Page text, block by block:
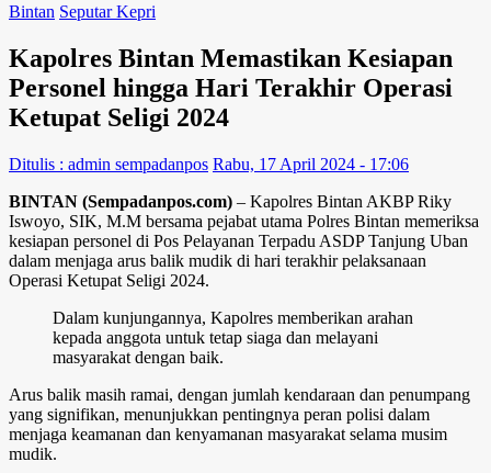
Bintan Seputar Kepri
Kapolres Bintan Memastikan Kesiapan
Personel hingga Hari Terakhir Operasi
Ketupat Seligi 2024
Ditulis : admin sempadanpos Rabu, 17 April 2024 - 17:06
BINTAN (Sempadanpos.com) – Kapolres Bintan AKBP Riky
Iswoyo, SIK, M.M bersama pejabat utama Polres Bintan memeriksa
kesiapan personel di Pos Pelayanan Terpadu ASDP Tanjung Uban
dalam menjaga arus balik mudik di hari terakhir pelaksanaan
Operasi Ketupat Seligi 2024.
Dalam kunjungannya, Kapolres memberikan arahan
kepada anggota untuk tetap siaga dan melayani
masyarakat dengan baik.
Arus balik masih ramai, dengan jumlah kendaraan dan penumpang
yang signifikan, menunjukkan pentingnya peran polisi dalam
menjaga keamanan dan kenyamanan masyarakat selama musim
mudik.